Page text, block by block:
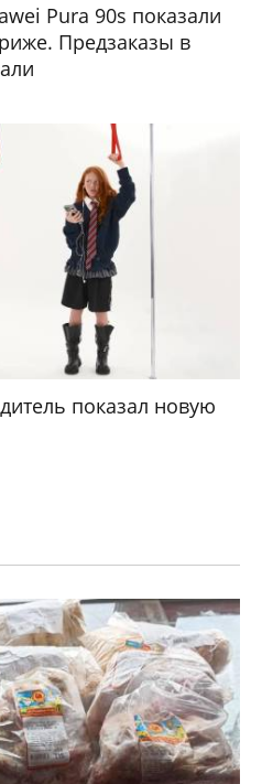
Pura 90s показали
Предзаказы в
показал новую